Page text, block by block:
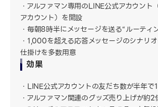
アルファマン専用のLINE公式アカウント
アカウント）を開設
毎朝8時半にメッセージを送る“ルーティ
1,000を超える応答メッセージのシナリ
仕掛けを多数用意
効果
LINE公式アカウントの友だち数が半年で
アルファマン関連のグッズ売り上げが約2